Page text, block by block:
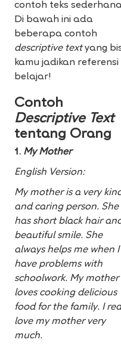
contoh teks
Di bawah ini ada
beberapa contoh
descriptive textyang
kamu jadikan referensi
belajar!
Contoh
Descriptive Text
tentang Orang
1. My Mother
English Version:
My mother is a very
and caring person. She
has short black hair
beautiful smile. She
always helps me when I
have problems with
schoolwork. My mother
loves cooking delicious
food for the family. I
love my mother very
much.